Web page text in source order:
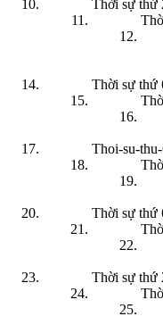
Thời sự thứ
Thời sự thứ
Thoi-su-
Thời sự thứ
Thời sự thứ